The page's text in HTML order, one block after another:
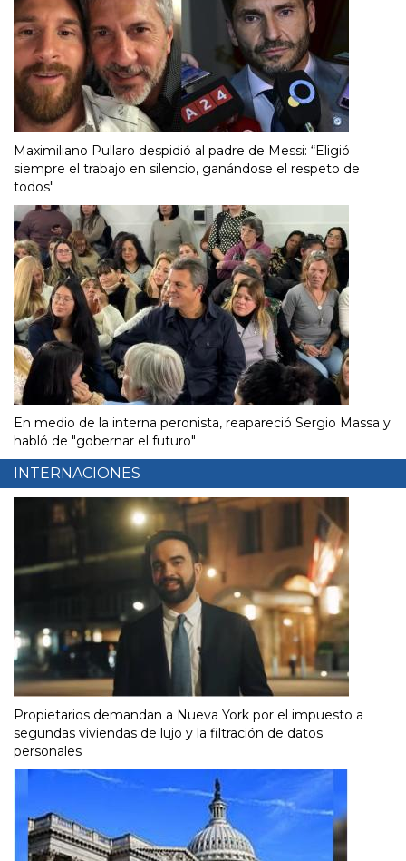
Maximiliano Pullaro despidió al padre de Messi: “Eligió
siempre el trabajo en silencio, ganándose el respeto de
todos"
En medio de la interna peronista, reapareció Sergio Massa y
habló de "gobernar el futuro"
INTERNACIONES
Propietarios demandan a Nueva York por el impuesto a
segundas viviendas de lujo y la filtración de datos
personales